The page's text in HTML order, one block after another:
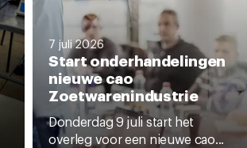
7 juli 2026
Start onderhandelingen
nieuwe cao
Zoetwarenindustrie
Donderdag 9 juli start het
overleg voor een nieuwe cao...